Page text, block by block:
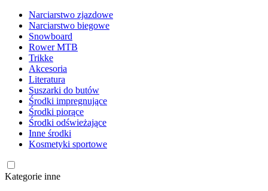
Narciarstwo zjazdowe
Narciarstwo biegowe
Snowboard
Rower MTB
Trikke
Akcesoria
Literatura
Suszarki do butów
Środki impregnujące
Środki piorące
Środki odświeżające
Inne środki
Kosmetyki sportowe
Kategorie inne